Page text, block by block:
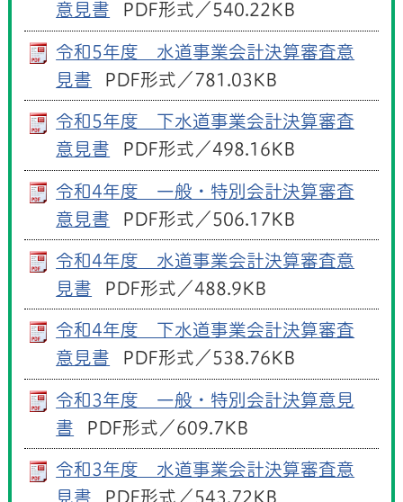
意見書
PDF形式／540.22KB
令和5年度 水道事業会計決算審査意
見書
PDF形式／781.03KB
令和5年度 下水道事業会計決算審査
意見書
PDF形式／498.16KB
令和4年度 一般・特別会計決算審査
意見書
PDF形式／506.17KB
令和4年度 水道事業会計決算審査意
見書
PDF形式／488.9KB
令和4年度 下水道事業会計決算審査
意見書
PDF形式／538.76KB
令和3年度 一般・特別会計決算意見
書
PDF形式／609.7KB
令和3年度 水道事業会計決算審査意
見書
PDF形式／543.72KB